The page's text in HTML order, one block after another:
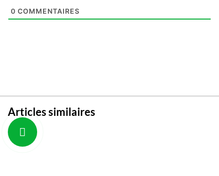
0 COMMENTAIRES
Articles similaires